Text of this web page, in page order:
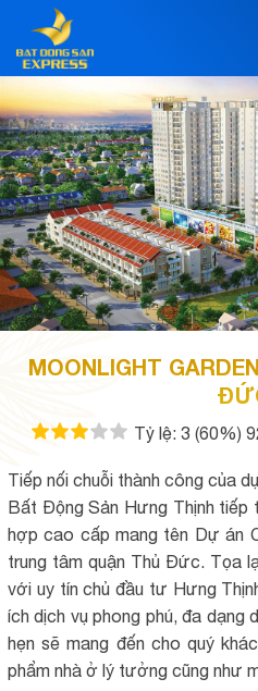
MOONLIGHT
Tỷ lệ: 3 (60%)
Tiếp nối chuỗi thành công của
Bất Động Sản Hưng Thịnh tiếp
hợp cao cấp mang tên Dự án
trung tâm quận Thủ Đức. Tọa
với uy tín chủ đầu tư Hưng
ích dịch vụ phong phú, đa
hẹn sẽ mang đến cho quý
phẩm nhà ở lý tưởng cũng như